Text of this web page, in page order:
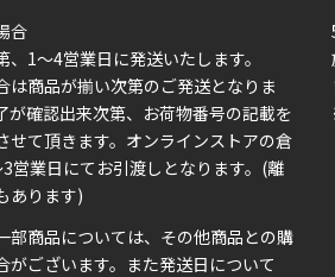
合
、1～4営業日に発送いたします。
は商品が揃い次第のご発送となりま
が確認出来次第、お荷物番号の記載を
せて頂きます。オンラインストアの倉
営業日にてお引渡しとなります。(離
あります)
部商品については、その他商品との購
がございます。また発送日について